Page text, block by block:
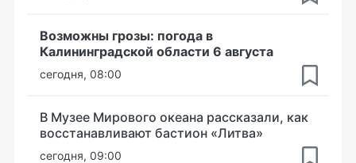
Возможны грозы: погода в
Калининградской области 6 августа
сегодня, 08:00
В Музее Мирового океана рассказали, как
восстанавливают бастион «Литва»
сегодня, 09:00